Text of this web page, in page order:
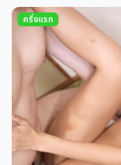
ครั่งแรก